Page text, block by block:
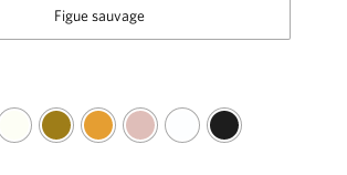
Figue sauvage